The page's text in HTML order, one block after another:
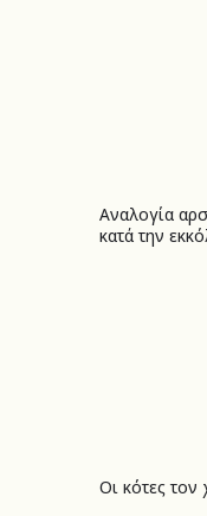
Αναλογία
κατά την
Οι κότες τον